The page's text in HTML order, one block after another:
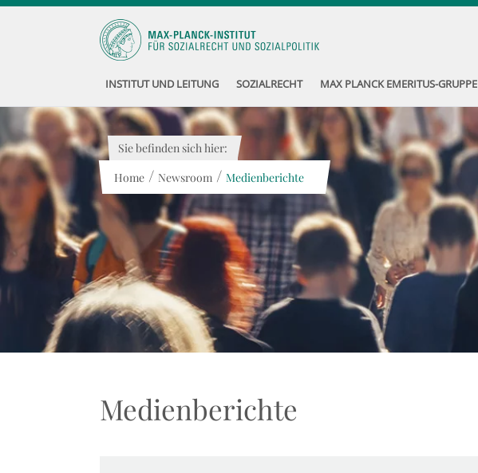
INSTITUT UND LEITUNG SOZIALRECHT MAX PLANCK EMERITUS-GRUPPE
Sie befinden sich hier:
Home / Newsroom / Medienberichte
Medienberichte